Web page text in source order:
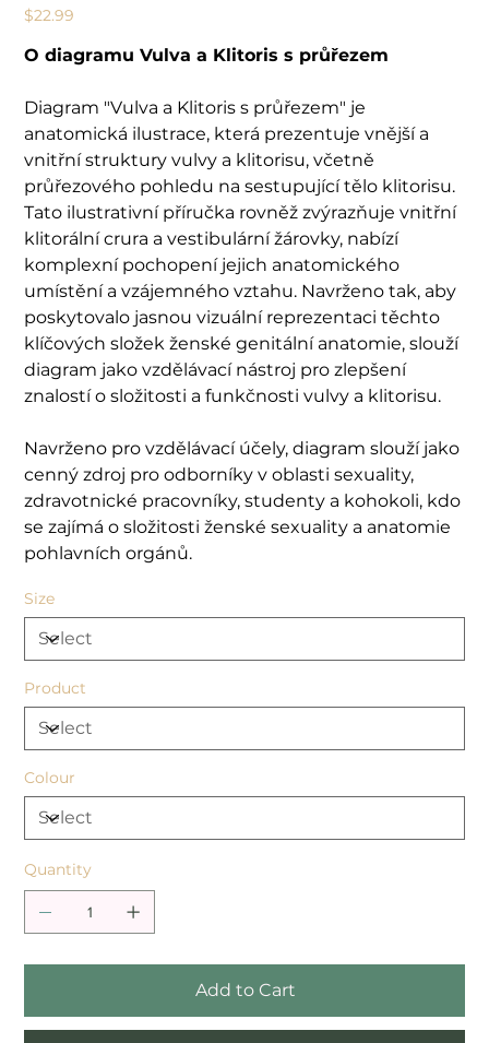
Price
$22.99
O diagramu Vulva a Klitoris s průřezem
Diagram "Vulva a Klitoris s průřezem" je
anatomická ilustrace, která prezentuje vnější a
vnitřní struktury vulvy a klitorisu, včetně
průřezového pohledu na sestupující tělo klitorisu.
Tato ilustrativní příručka rovněž zvýrazňuje vnitřní
klitorální crura a vestibulární žárovky, nabízí
komplexní pochopení jejich anatomického
umístění a vzájemného vztahu. Navrženo tak, aby
poskytovalo jasnou vizuální reprezentaci těchto
klíčových složek ženské genitální anatomie, slouží
diagram jako vzdělávací nástroj pro zlepšení
znalostí o složitosti a funkčnosti vulvy a klitorisu.
Navrženo pro vzdělávací účely, diagram slouží jako
cenný zdroj pro odborníky v oblasti sexuality,
zdravotnické pracovníky, studenty a kohokoli, kdo
se zajímá o složitosti ženské sexuality a anatomie
pohlavních orgánů.
Size
Product
Colour
Quantity
Add to Cart